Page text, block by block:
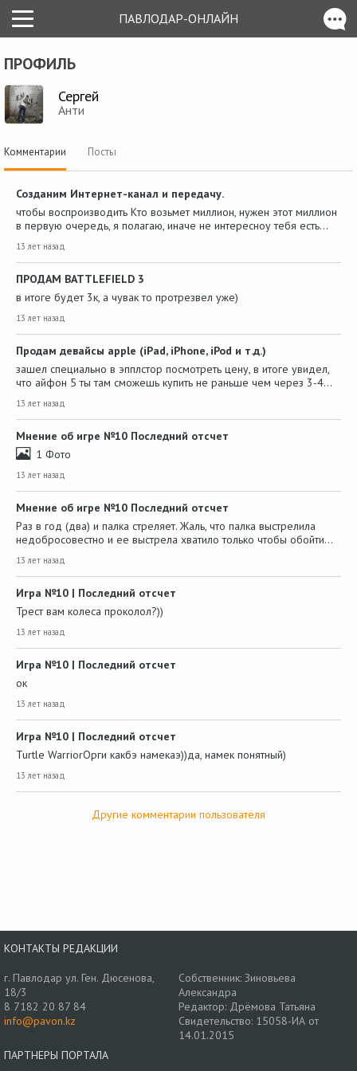
ПАВЛОДАР-ОНЛАЙН
ПРОФИЛЬ
Сергей
Анти
Комментарии Посты
Созданим Интернет-канал и передачу.
чтобы воспроизводить Кто возьмет миллион, нужен этот миллион
в первую очередь, я полагаю, иначе не интересноу тебя есть…
13 лет назад
ПРОДАМ BATTLEFIELD 3
в итоге будет 3к, а чувак то протрезвел уже)
13 лет назад
Продам девайсы apple (iPad, iPhone, iPod и т.д.)
зашел специально в эпплстор посмотреть цену, в итоге увидел,
что айфон 5 ты там сможешь купить не раньше чем через 3-4…
13 лет назад
Мнение об игре №10 Последний отсчет
1 Фото
13 лет назад
Мнение об игре №10 Последний отсчет
Раз в год (два) и палка стреляет. Жаль, что палка выстрелила
недобросовестно и ее выстрела хватило только чтобы обойти…
13 лет назад
Игра №10 | Последний отсчет
Трест вам колеса проколол?))
13 лет назад
Игра №10 | Последний отсчет
ок
13 лет назад
Игра №10 | Последний отсчет
Turtle WarriorОрги какбэ намекаэ))да, намек понятный)
13 лет назад
Другие комментарии пользователя
КОНТАКТЫ РЕДАКЦИИ
г. Павлодар ул. Ген. Дюсенова,
18/3
8 7182 20 87 84
info@pavon.kz
Собственник: Зиновьева
Александра
Редактор: Дрёмова Татьяна
Свидетельство: 15058-ИА от
14.01.2015
ПАРТНЕРЫ ПОРТАЛА